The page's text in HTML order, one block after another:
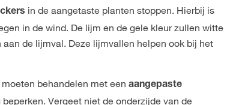
in de aangetaste planten stoppen. Hierbij is
in de wind. De lijm en de gele kleur zullen witte
de lijmval. Deze lijmvallen helpen ook bij het
behandelen met eenaangepaste
Vergeet niet de onderzijde van de